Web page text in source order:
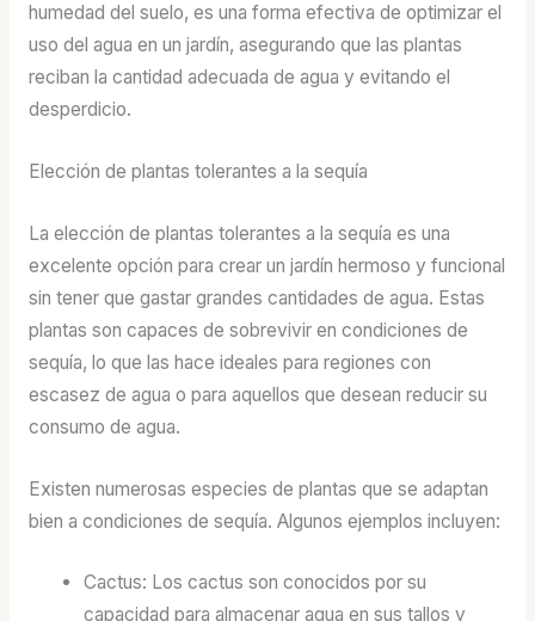
humedad del suelo, es una forma efectiva de optimizar el
uso del agua en un jardín, asegurando que las plantas
reciban la cantidad adecuada de agua y evitando el
desperdicio.
Elección de plantas tolerantes a la sequía
La elección de plantas tolerantes a la sequía es una
excelente opción para crear un jardín hermoso y funcional
sin tener que gastar grandes cantidades de agua. Estas
plantas son capaces de sobrevivir en condiciones de
sequía, lo que las hace ideales para regiones con
escasez de agua o para aquellos que desean reducir su
consumo de agua.
Existen numerosas especies de plantas que se adaptan
bien a condiciones de sequía. Algunos ejemplos incluyen:
Cactus: Los cactus son conocidos por su
capacidad para almacenar agua en sus tallos y